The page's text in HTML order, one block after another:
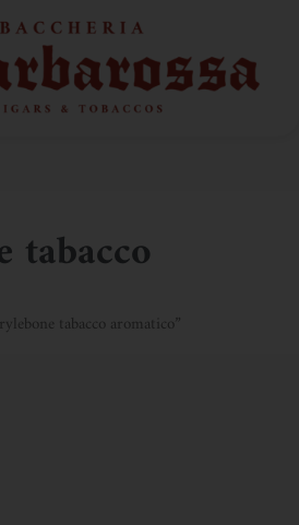
tabacco
tabacco aromatico”